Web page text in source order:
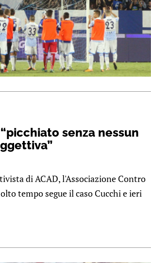
senza nessun
di ACAD, l'Associazione Contro
tempo segue il caso Cucchi e ieri